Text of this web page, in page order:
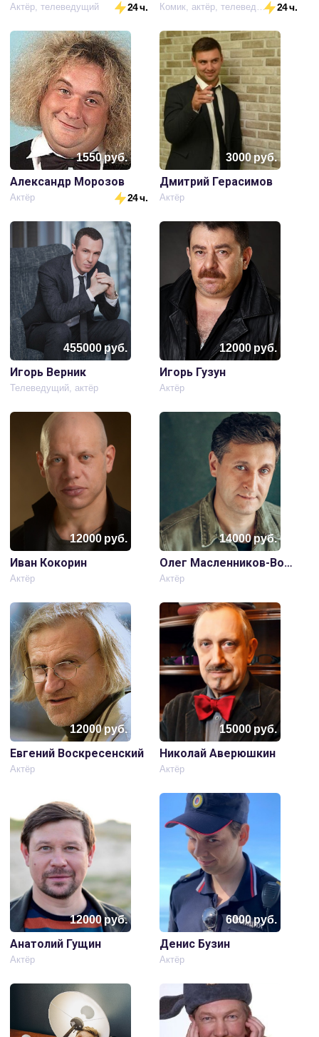
Актёр, телеведущий 24 ч. Комик, актёр, телеведущий 24 ч.
1550руб.
Александр Морозов
Актёр 24 ч.
3000руб.
Дмитрий Герасимов
Актёр
455000руб.
Игорь Верник
Телеведущий, актёр
12000руб.
Игорь Гузун
Актёр
12000руб.
Иван Кокорин
Актёр
14000руб.
Олег Масленников-Войтов
Актёр
12000руб.
Евгений Воскресенский
Актёр
15000руб.
Николай Аверюшкин
Актёр
12000руб.
Анатолий Гущин
Актёр
6000руб.
Денис Бузин
Актёр